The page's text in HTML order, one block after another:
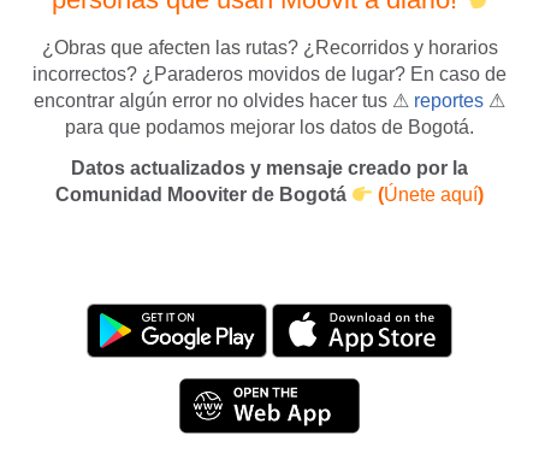
¿Obras que afecten las rutas? ¿Recorridos y horarios
incorrectos? ¿Paraderos movidos de lugar? En caso de
encontrar algún error no olvides hacer tus ⚠ reportes ⚠
para que podamos mejorar los datos de Bogotá.
Datos actualizados y mensaje creado por la
Comunidad Mooviter de Bogotá
(Únete aquí)